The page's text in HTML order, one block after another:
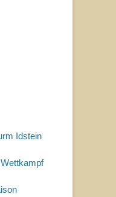
Idstein